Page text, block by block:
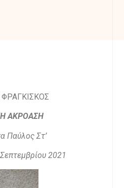
ΑΚΡΟΑΣΗ
Παύλος Στ’
2021